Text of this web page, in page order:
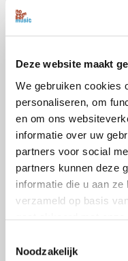
Deze website maakt
We gebruiken cookies
personaliseren, om
en om ons
informatie over uw
partners voor social
partners kunnen deze
informatie die u aan
verzameld op basis
Noodzakelijk
Iedereen ervaart
concert te luid zijn,
limieten uitkomt.
bepalen wat prettig
🔻Smalle beurs
Voor mensen met
toegankelijk aanbod.
Neem gerust contact